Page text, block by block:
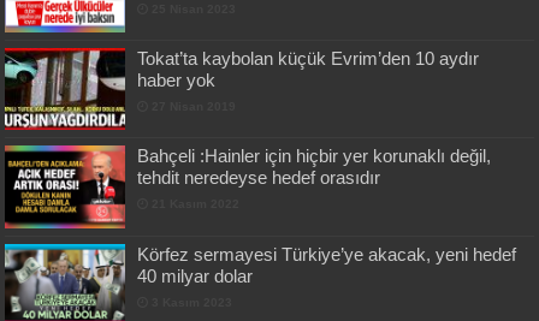
Tokat’ta kaybolan küçük Evrim’den 10 aydır
haber yok
Bahçeli :Hainler için hiçbir yer korunaklı değil,
tehdit neredeyse hedef orasıdır
Körfez sermayesi Türkiye’ye akacak, yeni hedef
40 milyar dolar